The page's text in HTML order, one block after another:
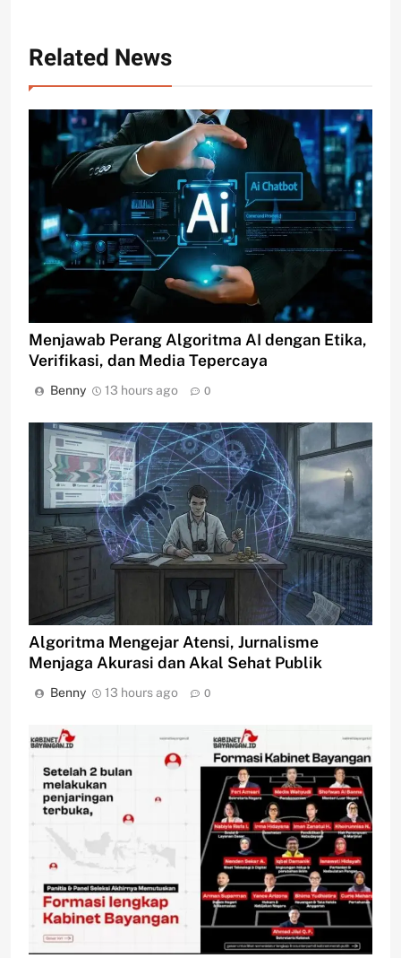
Related News
Menjawab Perang Algoritma AI dengan Etika,
Verifikasi, dan Media Tepercaya
Benny 13 hours ago 0
Algoritma Mengejar Atensi, Jurnalisme
Menjaga Akurasi dan Akal Sehat Publik
Benny 13 hours ago 0